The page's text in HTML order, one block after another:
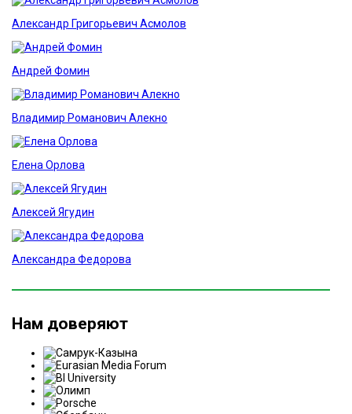
Александр Григорьевич Асмолов
Андрей Фомин
Владимир Романович Алекно
Елена Орлова
Алексей Ягудин
Александра Федорова
Нам доверяют